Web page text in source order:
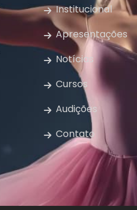
Institucional
Apresentações
Notícias
Cursos
Audições
Contato